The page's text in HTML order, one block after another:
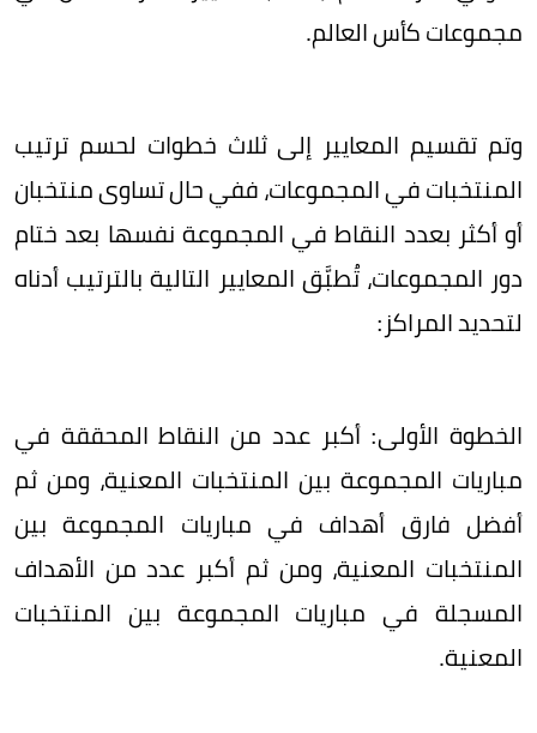
مجموعات كأس العالم.
وتم تقسيم المعايير إلى ثلاث خطوات لحسم ترتيب
المنتخبات في المجموعات، ففي حال تساوى منتخبان
أو أكثر بعدد النقاط في المجموعة نفسها بعد ختام
دور المجموعات، تُطبَّق المعايير التالية بالترتيب أدناه
لتحديد المراكز:
الخطوة الأولى: أكبر عدد من النقاط المحققة في
مباريات المجموعة بين المنتخبات المعنية، ومن ثم
أفضل فارق أهداف في مباريات المجموعة بين
المنتخبات المعنية، ومن ثم أكبر عدد من الأهداف
المسجلة في مباريات المجموعة بين المنتخبات
المعنية.